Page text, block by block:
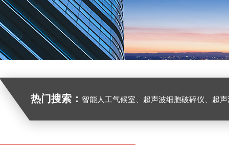
热门搜索： 智能人工气候室、超声波细胞破碎仪、超